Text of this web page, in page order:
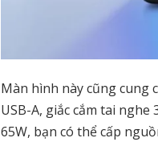
Màn hình này cũng cung
USB-A, giắc cắm tai
65W, bạn có thể cấp